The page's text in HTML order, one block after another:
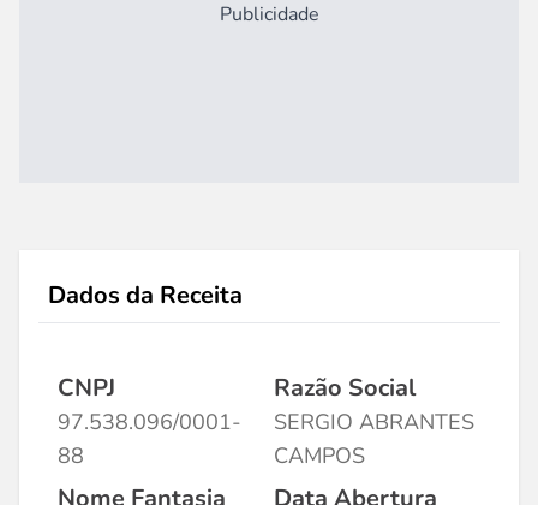
Publicidade
Dados da Receita
CNPJ
97.538.096/0001-
88
Razão Social
SERGIO ABRANTES
CAMPOS
Nome Fantasia Data Abertura